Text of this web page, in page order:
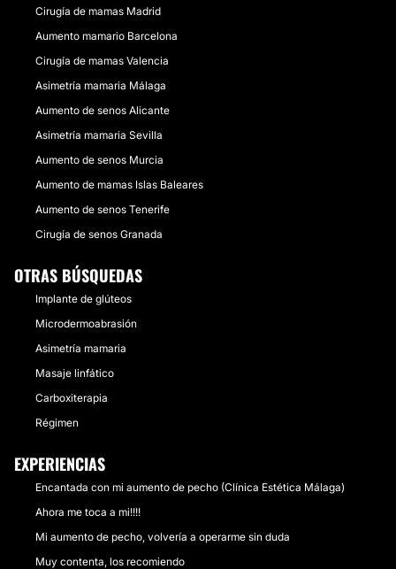
Cirugía de mamas Madrid
Aumento mamario Barcelona
Cirugía de mamas Valencia
Asimetría mamaria Málaga
Aumento de senos Alicante
Asimetría mamaria Sevilla
Aumento de senos Murcia
Aumento de mamas Islas Baleares
Aumento de senos Tenerife
Cirugía de senos Granada
OTRAS BÚSQUEDAS
Implante de glúteos
Microdermoabrasión
Asimetría mamaria
Masaje linfático
Carboxiterapia
Régimen
EXPERIENCIAS
Encantada con mi aumento de pecho (Clínica Estética Málaga)
Ahora me toca a mi!!!!
Mi aumento de pecho, volvería a operarme sin duda
Muy contenta, los recomiendo